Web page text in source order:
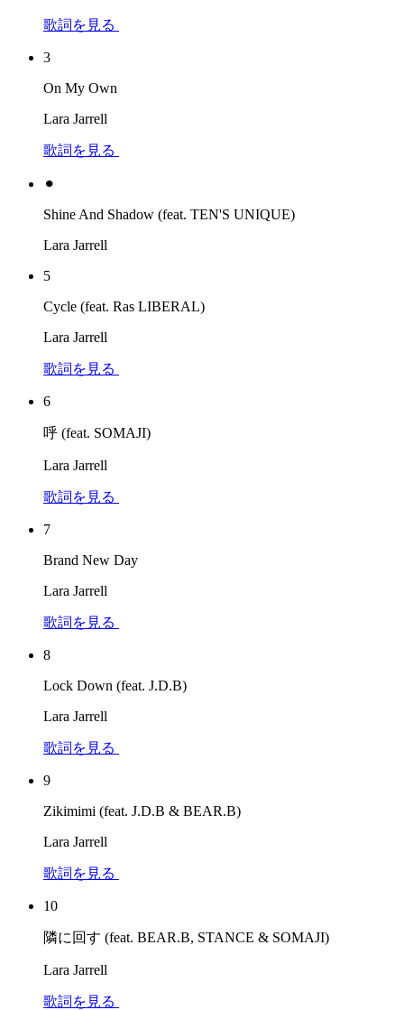
歌詞を見る
3
On My Own
Lara Jarrell
歌詞を見る
⚫︎
Shine And Shadow (feat. TEN'S UNIQUE)
Lara Jarrell
5
Cycle (feat. Ras LIBERAL)
Lara Jarrell
歌詞を見る
6
呼 (feat. SOMAJI)
Lara Jarrell
歌詞を見る
7
Brand New Day
Lara Jarrell
歌詞を見る
8
Lock Down (feat. J.D.B)
Lara Jarrell
歌詞を見る
9
Zikimimi (feat. J.D.B & BEAR.B)
Lara Jarrell
歌詞を見る
10
隣に回す (feat. BEAR.B, STANCE & SOMAJI)
Lara Jarrell
歌詞を見る